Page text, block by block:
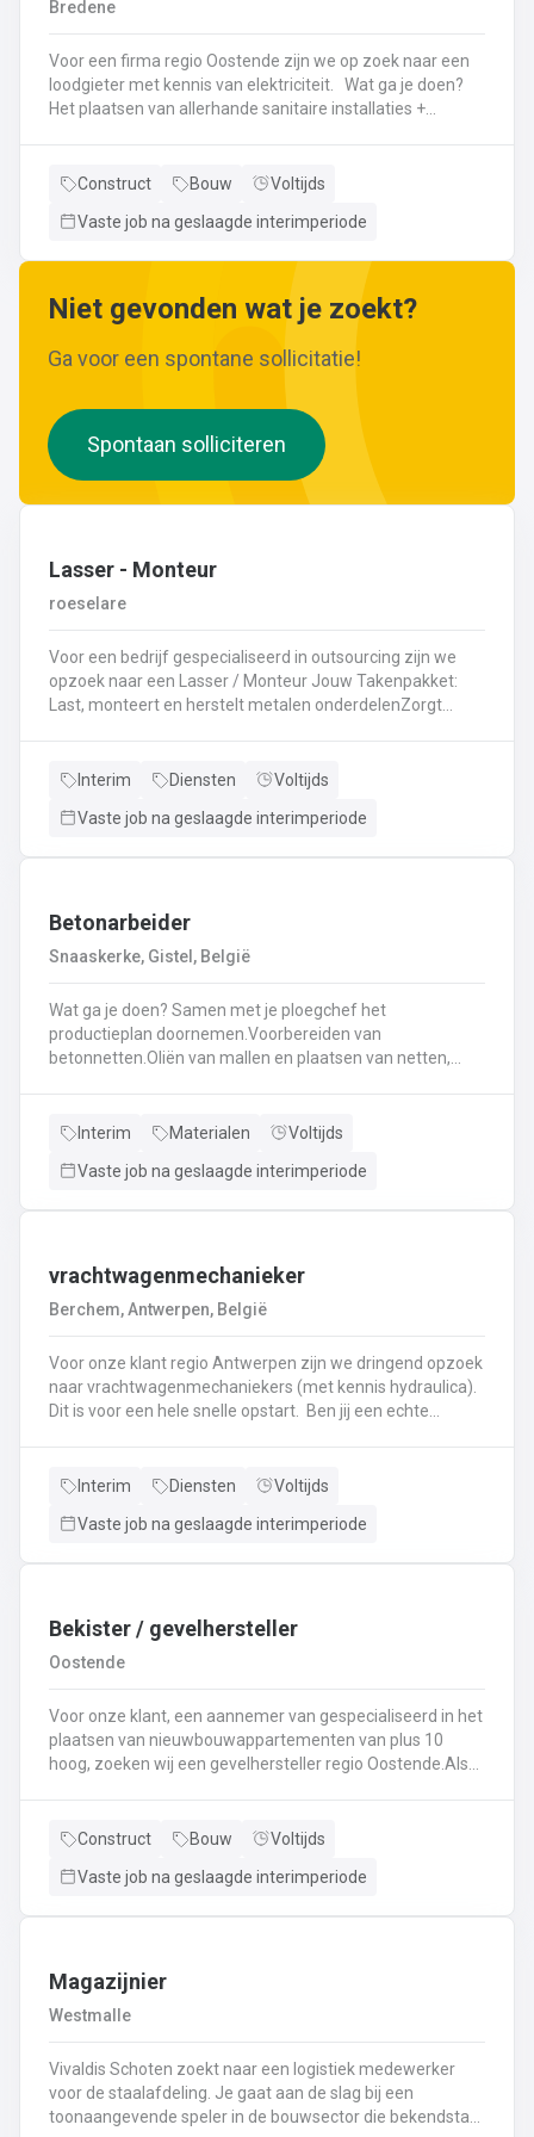
wijzigingen aan leidingen aanbrengen.Werken met
Bredene
Voor een firma regio Oostende zijn we op zoek naar een
loodgieter met kennis van elektriciteit. Wat ga je doen?
Het plaatsen van allerhande sanitaire installaties +
sanitaire toestellenBij Klanten herstellingen gaan
Neem gerust de vacature even door! Indien je nog vragen
Construct Bouw
Voltijds
Vaste job na geslaagde interimperiode
Niet gevonden wat je zoekt?
Ga voor een spontane sollicitatie!
Spontaan solliciteren
Lasser - Monteur
roeselare
Voor een bedrijf gespecialiseerd in outsourcing zijn we
opzoek naar een Lasser / Monteur Jouw Takenpakket:
Last, monteert en herstelt metalen onderdelenZorgt
gemakBepaalt en past de juiste lastechniek toe
kwaliteitsgericht volgens veiligheidsvoorschriftenDraagt
Interim Diensten
Voltijds
Vaste job na geslaagde interimperiode
Betonarbeider
Snaaskerke, Gistel, België
Wat ga je doen? Samen met je ploegchef het
productieplan doornemen.Voorbereiden van
betonnetten.Oliën van mallen en plaatsen van netten,
eindafwerking.Frezen, boren, en zagen in de
klaar zijn voor gebruik.Opruimen van de werkplaats en
Interim Materialen
Voltijds
Vaste job na geslaagde interimperiode
vrachtwagenmechanieker
Berchem, Antwerpen, België
Voor onze klant regio Antwerpen zijn we dringend opzoek
naar vrachtwagenmechaniekers (met kennis hydraulica).
Dit is voor een hele snelle opstart. Ben jij een echte
Dan ben jij de persoon die wij zoeken!
Interim Diensten
Voltijds
Vaste job na geslaagde interimperiode
Bekister / gevelhersteller
Oostende
Voor onze klant, een aannemer van gespecialiseerd in het
plaatsen van nieuwbouwappartementen van plus 10
hoog, zoeken wij een gevelhersteller regio Oostende.Als
collegas. Je zal voornamelijk ingezet worden voor:
gevel;Opnieuw voegen van bakstenen;Renovatie van
wapening en voorzien van een beschermlaag;Herstellen
2de natuur en heeft weinig geheimen voor jou. Je weet de
aanpakken. Dan is dit zeker de job voor jou!
Construct Bouw
Voltijds
Vaste job na geslaagde interimperiode
Magazijnier
Westmalle
Vivaldis Schoten zoekt naar een logistiek medewerker
voor de staalafdeling. Je gaat aan de slag bij een
toonaangevende speler in de bouwsector die bekendstaat